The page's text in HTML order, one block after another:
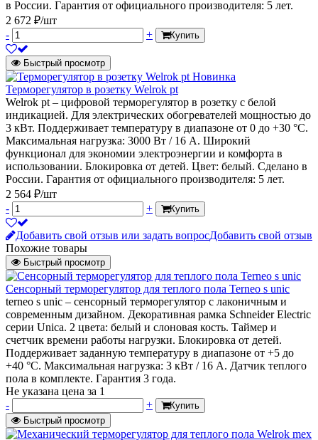
в России. Гарантия от официального производителя: 5 лет.
2 672 ₽/шт
-
+ Купить
Быстрый просмотр
Новинка
Терморегулятор в розетку Welrok pt
Welrok pt – цифровой терморегулятор в розетку с белой
индикацией. Для электрических обогревателей мощностью до
3 кВт. Поддерживает температуру в диапазоне от 0 до +30 °С.
Максимальная нагрузка: 3000 Вт / 16 А. Широкий
функционал для экономии электроэнергии и комфорта в
использовании. Блокировка от детей. Цвет: белый. Сделано в
России. Гарантия от официального производителя: 5 лет.
2 564 ₽/шт
-
+ Купить
Добавить свой отзыв или задать вопросДобавить свой отзыв
Похожие товары
Быстрый просмотр
Сенсорный терморегулятор для теплого пола Terneo s unic
terneo s unic – cенсорный терморегулятор с лаконичным и
современным дизайном. Декоративная рамка Schneider Electriс
серии Unica. 2 цвета: белый и слоновая кость. Таймер и
счетчик времени работы нагрузки. Блокировка от детей.
Поддерживает заданную температуру в диапазоне от +5 до
+40 °С. Максимальная нагрузка: 3 кВт / 16 А. Датчик теплого
пола в комплекте. Гарантия 3 года.
Не указана цена за 1
-
+
Купить
Быстрый просмотр